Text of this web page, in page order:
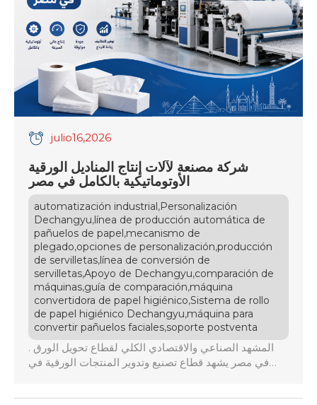
julio16,2026
شركة مصنعة لآلات إنتاج المناديل الورقية
الأوتوماتيكية بالكامل في مصر
automatización industrial ,Personalización
Dechangyu, línea de producción automática de
pañuelos de papel ,mecanismo de
plegado,opciones de personalización,producción
de servilletas, línea de conversión de
servilletas,Apoyo de Dechangyu,comparación de
máquinas,guía de comparación,máquina
convertidora de papel higiénico,Sistema de rollo
de papel higiénico Dechangyu,máquina para
convertir pañuelos faciales,soporte postventa
. المشهد الصناعي والاقتصادي الكلي لقطاع تحويل الورق
في مصر يشهد قطاع تصنيع وتدوير المنتجات الورقية في